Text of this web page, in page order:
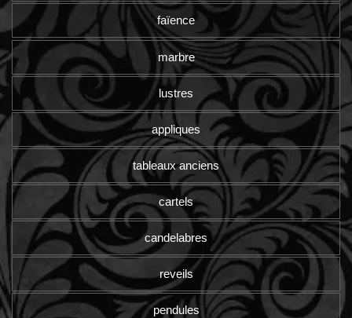
faïence
marbre
lustres
appliques
tableaux anciens
cartels
candelabres
reveils
pendules